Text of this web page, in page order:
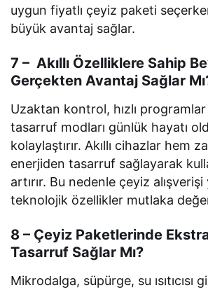
uygun fiyatlı çeyiz paketi
büyük avantaj sağlar.
7 – Akıllı Özelliklere Sahip
Gerçekten Avantaj Sağlar
Uzaktan kontrol, hızlı
tasarruf modları günlük hayatı
kolaylaştırır. Akıllı cihazlar hem
enerjiden tasarruf sağlayarak
artırır. Bu nedenle çeyiz
teknolojik özellikler mutlaka
8 – Çeyiz Paketlerinde
Tasarruf Sağlar Mı?
Mikrodalga, süpürge, su ısıtıcısı